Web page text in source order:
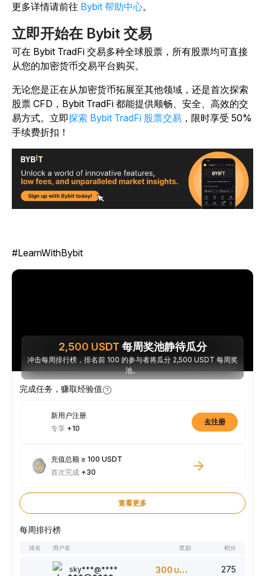
更多详情请前往 Bybit 帮助中心。
立即开始在 Bybit 交易
可在 Bybit TradFi 交易多种全球股票，所有股票均可直接
从您的加密货币交易平台购买。
无论您是正在从加密货币拓展至其他领域，还是首次探索
股票 CFD，Bybit TradFi 都能提供顺畅、安全、高效的交
易方式。立即探索 Bybit TradFi 股票交易 ，限时享受 50%
手续费折扣！
#LearnWithBybit
2,500 USDT 每周奖池静待瓜分
冲击每周排行榜，排名前 100 的参与者将瓜分 2,500 USDT 每周奖
池。
完成任务，赚取经验值
新用户注册
专享 +10
去注册
充值总额 ≥ 100 USDT
首次完成 +30
查看更多
每周排行榜
排名 用户名 奖励 积分
sky***@**** 300 USDT 275